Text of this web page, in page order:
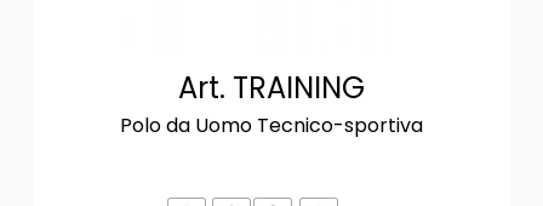
Art. TRAINING
Polo da Uomo Tecnico-sportiva